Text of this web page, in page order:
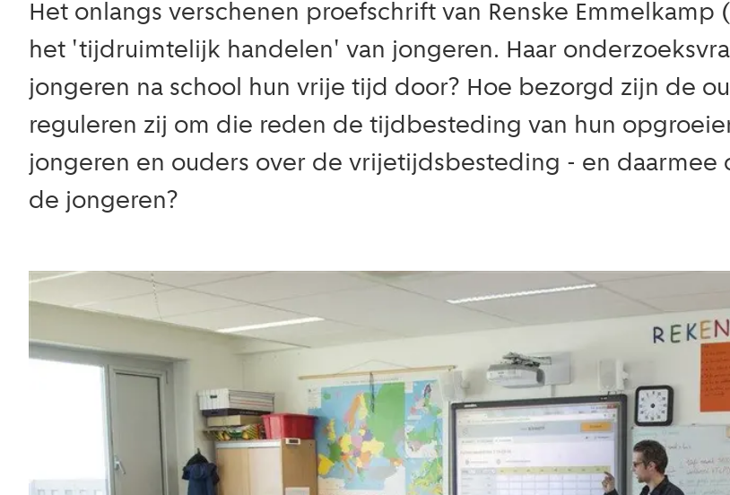
Het onlangs verschenen proefschrift van Renske Emmelkamp
het 'tijdruimtelijk handelen' van jongeren. Haar
jongeren na school hun vrije tijd door? Hoe bezorgd zijn de
reguleren zij om die reden de tijdbesteding van hun
jongeren en ouders over de vrijetijdsbesteding - en daarmee
de jongeren?